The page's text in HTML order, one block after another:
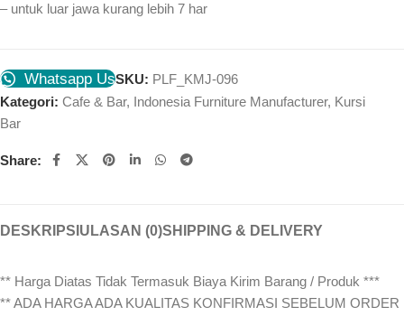
– untuk luar jawa kurang lebih 7 har
Whatsapp UsSKU: PLF_KMJ-096
Kategori: Cafe & Bar, Indonesia Furniture Manufacturer, Kursi
Bar
Share:
DESKRIPSI ULASAN (0)SHIPPING & DELIVERY
** Harga Diatas Tidak Termasuk Biaya Kirim Barang / Produk ***
** ADA HARGA ADA KUALITAS KONFIRMASI SEBELUM ORDER